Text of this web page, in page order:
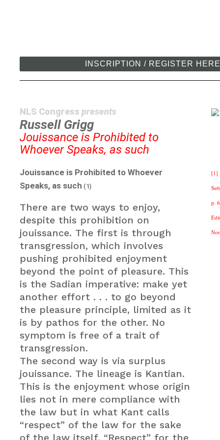
INSCRIPTION / REGISTER
NLS Congresspresents
Russell Grigg
Jouissance is Prohibited to
Whoever Speaks, as such
Jouissance is Prohibited to Whoever
Speaks, as such (1)
There are two ways to enjoy,
despite this prohibition on
jouissance. The first is through
transgression, which involves
pushing prohibited enjoyment
beyond the point of pleasure. This
is the Sadian imperative: make yet
another effort . . . to go beyond
the pleasure principle, limited as it
is by pathos for the other. No
symptom is free of a trait of
transgression.
The second way is via surplus
jouissance. The lineage is Kantian.
This is the enjoyment whose origin
lies not in mere compliance with
the law but in what Kant calls
“respect” of the law for the sake
[1]
p.